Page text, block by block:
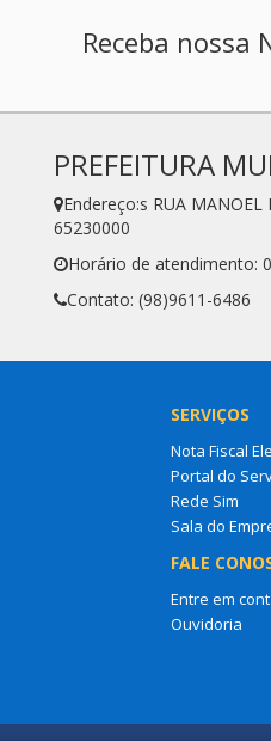
Receba nossa
PREFEITURA
Endereço:s RUA MANOEL
65230000
Horário de atendimento:
Contato: (98)9611-6486
SERVIÇOS
Nota Fiscal
Portal do
Rede Sim
Sala do
FALE
Entre em
Ouvidoria